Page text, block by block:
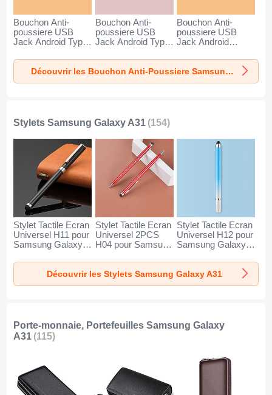
Bouchon Anti-
poussiere USB
Jack Android Type-
Samsung Galaxy
A31 Argent
Bouchon Anti-
poussiere USB
Jack Android Type-
Samsung Galaxy
A31 Or Rose
Bouchon Anti-
poussiere USB
Jack Android
Samsung Galaxy
A31 Argent Découvrir les Bouchon Anti-Poussiere Samsung Galaxy A31
Stylets Samsung Galaxy A31 (154)
Stylet Tactile Ecran
Universel H11 pour
Samsung Galaxy
Stylet Tactile Ecran
Universel 2PCS
H04 pour Samsung
Stylet Tactile Ecran
Universel H12 pour
Samsung Galaxy
Découvrir les Stylets Samsung Galaxy A31
Porte-monnaie, Portefeuilles Samsung Galaxy
A31 (115)